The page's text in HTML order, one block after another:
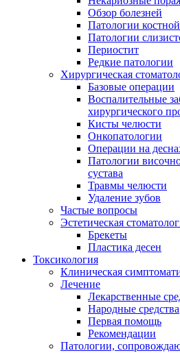
Обзор болезней
Патологии
Патологии
Периостит
Редкие патологии
Хирургическая
Базовые операции
Воспалительные
хирургического
Кисты челюсти
Онкопатологии
Операции на
Патологии
сустава
Травмы челюсти
Удаление зубов
Частые вопросы
Эстетическая
Брекеты
Пластика десен
Токсикология
Клиническая
Лечение
Лекарственные
Народные средства
Первая помощь
Рекомендации
Патологии,